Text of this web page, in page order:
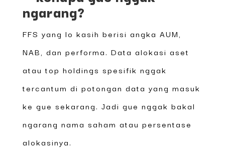
ngarang?
FFS yang lo kasih berisi angka AUM,
NAB, dan performa. Data alokasi aset
atau top holdings spesifik nggak
tercantum di potongan data yang masuk
ke gue sekarang. Jadi gue nggak bakal
ngarang nama saham atau persentase
alokasinya.